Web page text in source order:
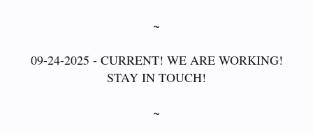
~
09-24-2025 - CURRENT! WE ARE WORKING!
STAY IN TOUCH!
~